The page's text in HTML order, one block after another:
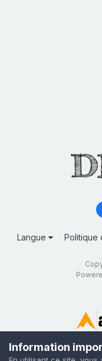
Langue Politique
Information